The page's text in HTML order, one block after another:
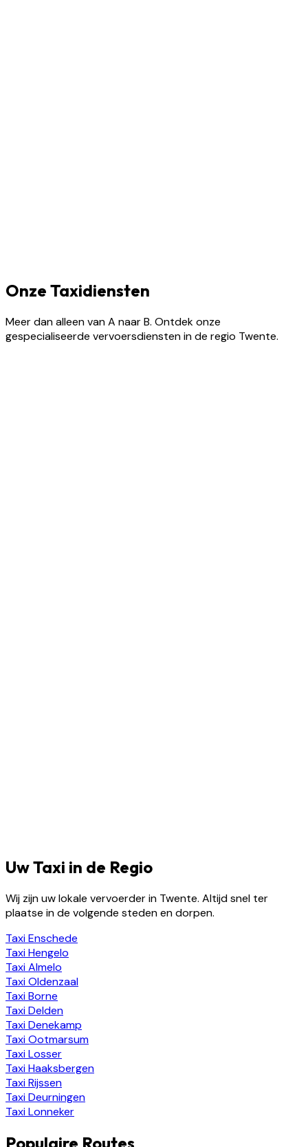
Onze Taxidiensten
Meer dan alleen van A naar B. Ontdek onze
gespecialiseerde vervoersdiensten in de regio Twente.
Uw Taxi in de Regio
Wij zijn uw lokale vervoerder in Twente. Altijd snel ter
plaatse in de volgende steden en dorpen.
TaxiEnschede
TaxiHengelo
TaxiAlmelo
TaxiOldenzaal
TaxiBorne
TaxiDelden
TaxiDenekamp
TaxiOotmarsum
TaxiLosser
TaxiHaaksbergen
TaxiRijssen
TaxiDeurningen
TaxiLonneker
Populaire Routes